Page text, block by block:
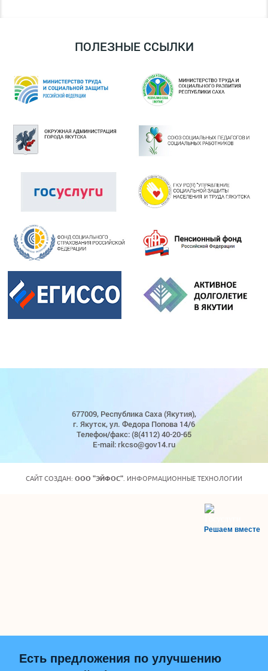
ПОЛЕЗНЫЕ ССЫЛКИ
677009, Республика Саха (Якутия),
г. Якутск, ул. Федора Попова 14/6
Телефон/факс: (8(4112) 40-20-65
E-mail: rkcso@gov14.ru
САЙТ СОЗДАН: ООО "ЭЙФОС" . ИНФОРМАЦИОННЫЕ ТЕХНОЛОГИИ
Решаем вместе
Есть предложения по улучшению